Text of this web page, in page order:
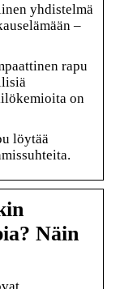
yhdistelmä
–
rapu
on
löytää
Näin